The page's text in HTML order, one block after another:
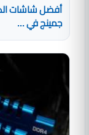
جمينج في ...